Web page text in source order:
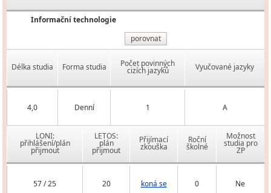
Informační technologie
porovnat
Délka studia Forma studia Počet povinných
cizích jazyků Vyučované jazyky
4,0 Denní 1 A
LONI:
přihlášení/plán
přijmout
LETOS:
plán
přijmout
Přijímací
zkouška
Roční
školné
Možnost
studia pro
ZP
57 / 25 20 koná se 0 Ne